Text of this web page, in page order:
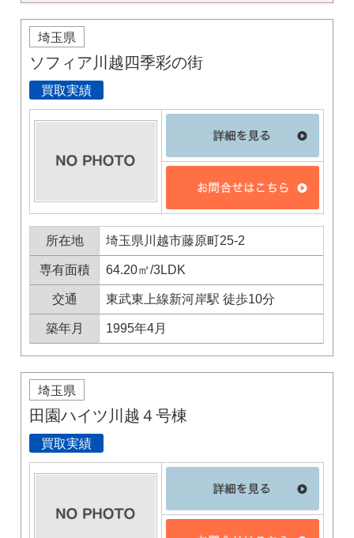
埼玉県
ソフィア川越四季彩の街
買取実績
所在地 埼玉県川越市藤原町25-2
専有面積 64.20㎡/3LDK
交通 東武東上線新河岸駅 徒歩10分
築年月 1995年4月
埼玉県
田園ハイツ川越４号棟
買取実績